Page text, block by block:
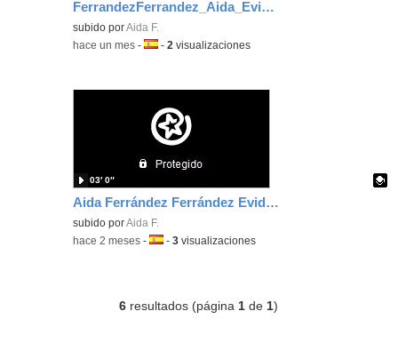
FerrandezFerrandez_Aida_EvidenciaArea_2
Contenido educativo.
subido porAida F.
-hace un mes -Idioma:
-2 visualizaciones
Aida Ferrández Ferrández Evidencia Área1
Contenido educativo.
subido porAida F.
03′ 0″
-hace 2 meses -Idioma:
-3 visualizaciones
6 resultados (página 1 de 1)